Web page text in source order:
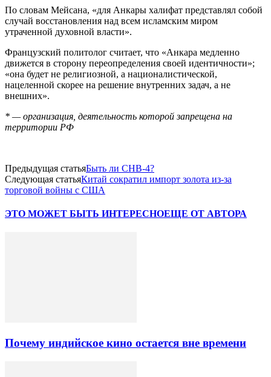
По словам Мейсана, «для Анкары халифат представлял собой
случай восстановления над всем исламским миром
утраченной духовной власти».
Французский политолог считает, что «Анкара медленно
движется в сторону переопределения своей идентичности»;
«она будет не религиозной, а националистической,
нацеленной скорее на решение внутренних задач, а не
внешних».
* — организация, деятельность которой запрещена на
территории РФ
Предыдущая статьяБыть ли СНВ-4?
Следующая статьяКитай сократил импорт золота из-за
торговой войны с США
ЭТО МОЖЕТ БЫТЬ ИНТЕРЕСНОЕЩЕ ОТ АВТОРА
Почему индийское кино остается вне времени